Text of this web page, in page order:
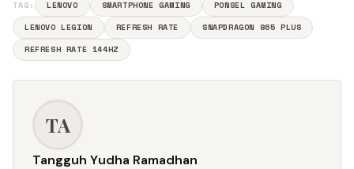
TAG: LENOVO SMARTPHONE GAMING
PONSEL GAMING
LENOVO LEGION
REFRESH RATE
SNAPDRAGON 865 PLUS
REFRESH RATE 144HZ
TA
Tangguh Yudha Ramadhan